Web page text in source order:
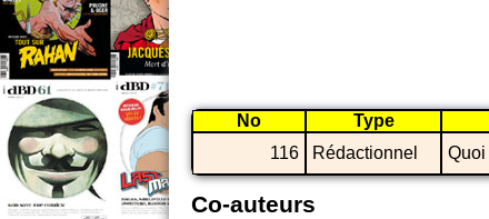
No Type
116
Rédactionnel Quoi
Co-auteurs